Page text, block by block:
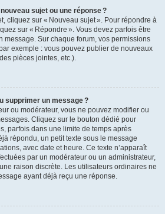
sujet ou une réponse ?
cliquez sur « Nouveau sujet ». Pour répondre à
sur « Répondre ». Vous devez parfois être
message. Sur chaque forum, vos permissions
exemple : vous pouvez publier de nouveaux
pièces jointes, etc.).
supprimer un message ?
ou modérateur, vous ne pouvez modifier ou
Cliquez sur le bouton dédié pour
parfois dans une limite de temps après
répondu, un petit texte sous le message
avec date et heure. Ce texte n’apparaît
par un modérateur ou un administrateur,
raison discrète. Les utilisateurs ordinaires ne
ayant déjà reçu une réponse.